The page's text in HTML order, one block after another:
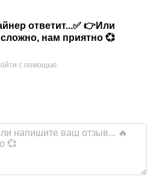
ответит...✅ 👉Или
нам приятно 💞
с помощью